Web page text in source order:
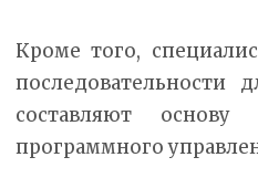
Кроме того,
составляют
программного